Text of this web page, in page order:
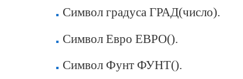
Cимвол градуса ГРАД(число).
Cимвол Евро ЕВРО().
Cимвол Фунт ФУНТ().